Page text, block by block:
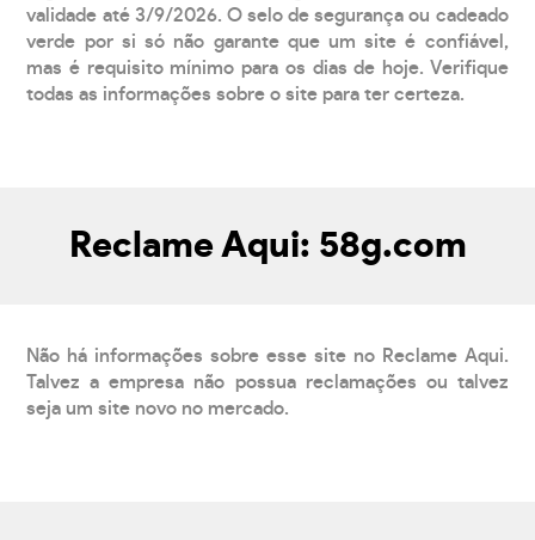
validade até 3/9/2026. O selo de segurança ou cadeado
verde por si só não garante que um site é confiável,
mas é requisito mínimo para os dias de hoje. Verifique
todas as informações sobre o site para ter certeza.
Reclame Aqui: 58g.com
Não há informações sobre esse site no Reclame Aqui.
Talvez a empresa não possua reclamações ou talvez
seja um site novo no mercado.